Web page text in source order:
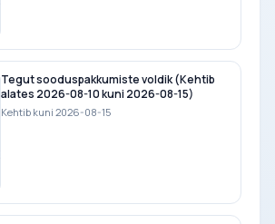
Tegut sooduspakkumiste voldik (Kehtib
alates 2026-08-10 kuni 2026-08-15)
Kehtib kuni 2026-08-15